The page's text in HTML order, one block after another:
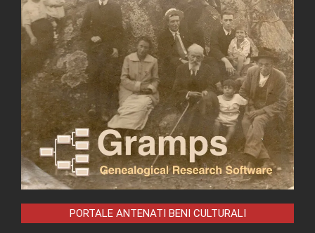
PORTALE ANTENATI BENI CULTURALI